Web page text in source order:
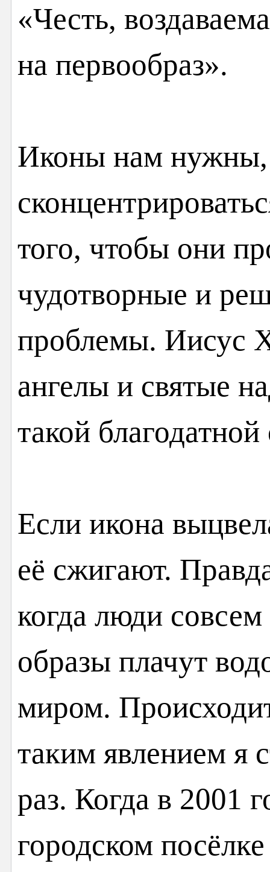
«Честь,
на первообраз».
Иконы нам
того, чтобы они
чудотворные и
проблемы. Иисус
ангелы и святые
такой
Если икона
её сжигают.
когда люди
образы плачут
миром.
таким явлением я
раз. Когда в 2001
городском